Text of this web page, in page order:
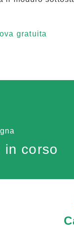
in corso